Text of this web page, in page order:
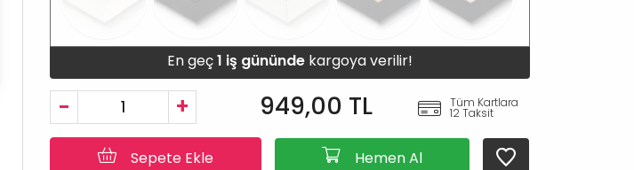
En geç1 iş gününde kargoya verilir!
- + 949,00 TL Tüm Kartlara
12 Taksit
Sepete Ekle Hemen Al